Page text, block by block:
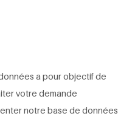
a pour objectif de
votre demande
notre base de données